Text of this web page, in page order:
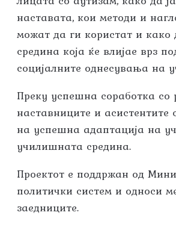
наставата, кои методи и
можат да ги користат и како
средина која ќе влијае врз
социјалните однесувања на
Преку успешна соработка со
наставниците и асистентите
на успешна адаптација на
училишната средина.
Проектот е поддржан од
политички систем и односи
заедниците.